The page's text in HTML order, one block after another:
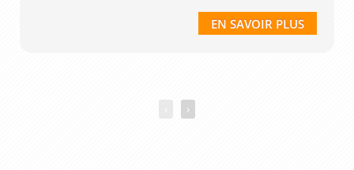
EN SAVOIR PLUS
›